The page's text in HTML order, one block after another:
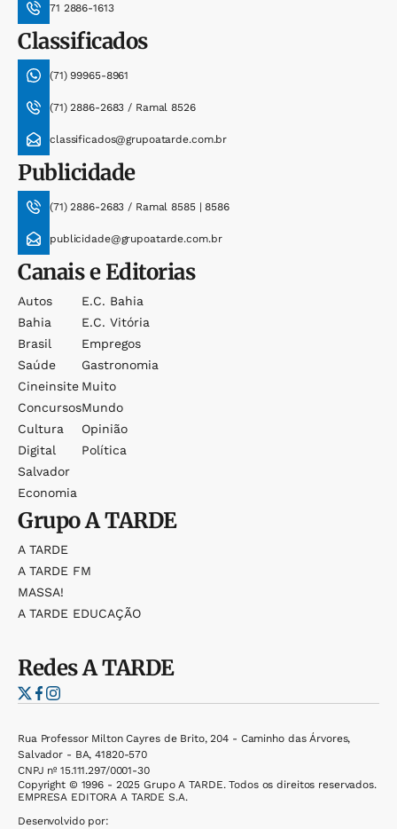
71 2886-1613
Classificados
(71) 99965-8961
(71) 2886-2683 / Ramal 8526
classificados@grupoatarde.com.br
Publicidade
(71) 2886-2683 / Ramal 8585 | 8586
publicidade@grupoatarde.com.br
Canais e Editorias
Autos
Bahia
Brasil
Saúde
Cineinsite
Concursos
Cultura
Digital
Salvador
Economia
E.c. Bahia
E.c. Vitória
Empregos
Gastronomia
Muito
Mundo
Opinião
Política
GrupoA TARDE
A TARDE
A TARDE FM
MASSA!
A TARDE EDUCAÇÃO
RedesA TARDE
Rua Professor Milton Cayres de Brito, 204 - Caminho das Árvores,
Salvador - BA, 41820-570
CNPJ nº 15.111.297/0001-30
Copyright © 1996 - 2025 Grupo A TARDE. Todos os direitos reservados.
EMPRESA EDITORA A TARDE S.A.
Desenvolvido por: